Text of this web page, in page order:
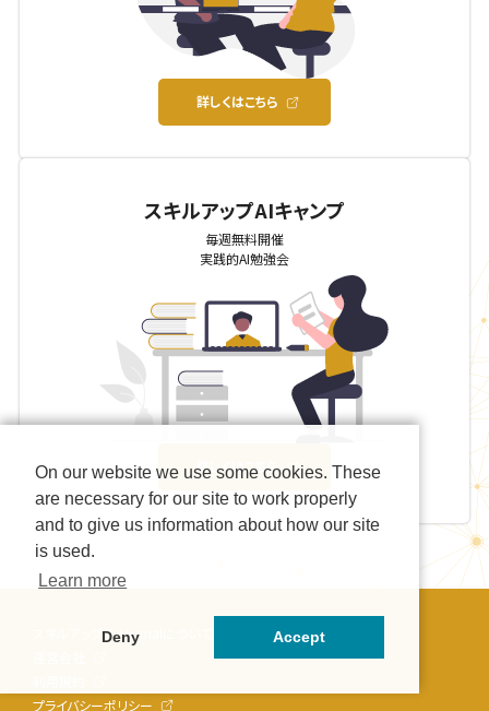
詳しくはこちら
スキルアップAIキャンプ
毎週無料開催
実践的AI勉強会
詳しくはこちら
スキルアップAI Journalについて
プライバシーポリシー
On our website we use some cookies. These
are necessary for our site to work properly
and to give us information about how our site
is used.
Learn more
Deny Accept